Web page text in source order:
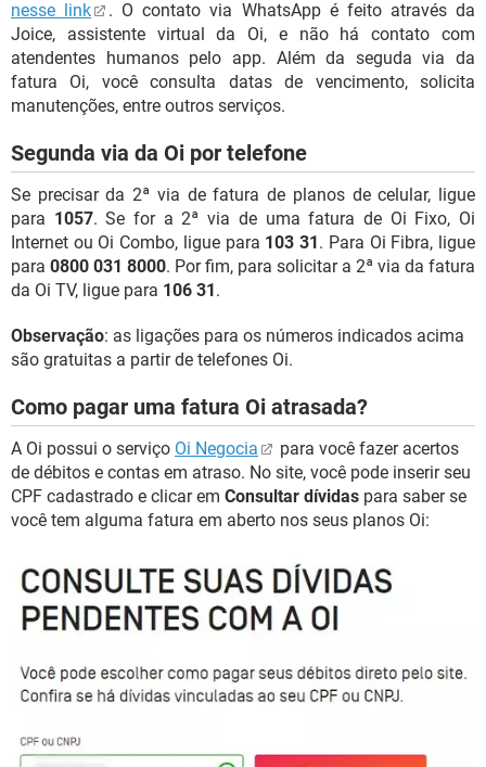
nesse link
. O contato via WhatsApp é feito através da
Joice, assistente virtual da Oi, e não há contato com
atendentes humanos pelo app. Além da seguda via da
fatura Oi, você consulta datas de vencimento, solicita
manutenções, entre outros serviços.
Segunda via da Oi por telefone
Se precisar da 2ª via de fatura de planos de celular, ligue
para 1057. Se for a 2ª via de uma fatura de Oi Fixo, Oi
Internet ou Oi Combo, ligue para 103 31. Para Oi Fibra, ligue
para 0800 031 8000. Por fim, para solicitar a 2ª via da fatura
da Oi TV, ligue para 106 31.
Observação: as ligações para os números indicados acima
são gratuitas a partir de telefones Oi.
Como pagar uma fatura Oi atrasada?
A Oi possui o serviço Oi Negocia
para você fazer acertos
de débitos e contas em atraso. No site, você pode inserir seu
CPF cadastrado e clicar em Consultar dívidas para saber se
você tem alguma fatura em aberto nos seus planos Oi: